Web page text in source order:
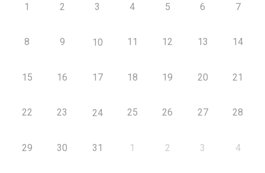
1 2 3 4 5 6 7
8 9 10 11 12 13 14
15 16 17 18 19 20 21
22 23 24 25 26 27 28
29 30 31 1 2 3 4